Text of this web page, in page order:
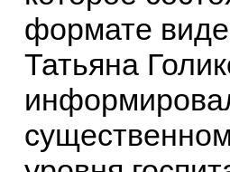
формате
Татьяна